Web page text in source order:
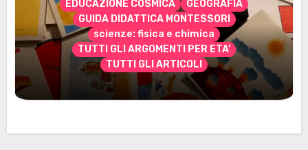
EDUCAZIONE COSMICA
GEOGRAFIA
GUIDA DIDATTICA MONTESSORI
scienze: fisica e chimica
TUTTI GLI ARGOMENTI PER ETA'
TUTTI GLI ARTICOLI
Marzo 2026: nuovi materiali stampabili
per gli abbonati